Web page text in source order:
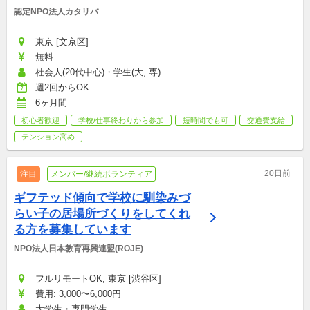
認定NPO法人カタリバ
東京 [文京区]
無料
社会人(20代中心)・学生(大, 専)
週2回からOK
6ヶ月間
初心者歓迎 学校/仕事終わりから参加 短時間でも可
交通費支給
テンション高め
注目 メンバー/継続ボランティア 20日前
ギフテッド傾向で学校に馴染みづ
らい子の居場所づくりをしてくれ
る方を募集しています
NPO法人日本教育再興連盟(ROJE)
フルリモートOK, 東京 [渋谷区]
費用: 3,000〜6,000円